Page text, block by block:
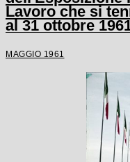
Lavoro che si
al 31 ottobre
MAGGIO 1961